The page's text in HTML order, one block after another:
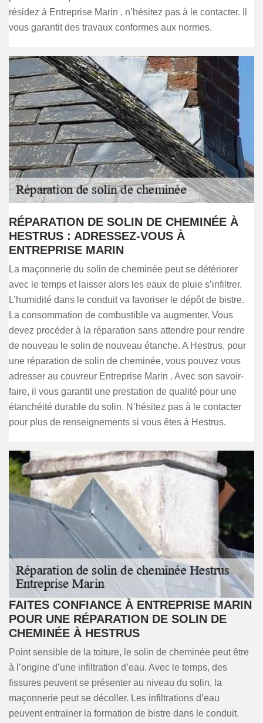
résidez à Entreprise Marin , n’hésitez pas à le contacter. Il
vous garantit des travaux conformes aux normes.
RÉPARATION DE SOLIN DE CHEMINÉE À
HESTRUS : ADRESSEZ-VOUS À
ENTREPRISE MARIN
La maçonnerie du solin de cheminée peut se détériorer
avec le temps et laisser alors les eaux de pluie s’infiltrer.
L’humidité dans le conduit va favoriser le dépôt de bistre.
La consommation de combustible va augmenter. Vous
devez procéder à la réparation sans attendre pour rendre
de nouveau le solin de nouveau étanche. A Hestrus, pour
une réparation de solin de cheminée, vous pouvez vous
adresser au couvreur Entreprise Marin . Avec son savoir-
faire, il vous garantit une prestation de qualité pour une
étanchéité durable du solin. N’hésitez pas à le contacter
pour plus de renseignements si vous êtes à Hestrus.
FAITES CONFIANCE À ENTREPRISE MARIN
POUR UNE RÉPARATION DE SOLIN DE
CHEMINÉE À HESTRUS
Point sensible de la toiture, le solin de cheminée peut être
à l’origine d’une infiltration d’eau. Avec le temps, des
fissures peuvent se présenter au niveau du solin, la
maçonnerie peut se décoller. Les infiltrations d’eau
peuvent entrainer la formation de bistre dans le conduit.